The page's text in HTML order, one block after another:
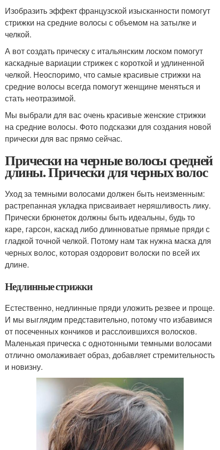
Изобразить эффект французской изысканности помогут
стрижки на средние волосы с объемом на затылке и
челкой.
А вот создать прическу с итальянским лоском помогут
каскадные вариации стрижек с короткой и удлиненной
челкой. Неоспоримо, что самые красивые стрижки на
средние волосы всегда помогут женщине меняться и
стать неотразимой.
Мы выбрали для вас очень красивые женские стрижки
на средние волосы. Фото подсказки для создания новой
прически для вас прямо сейчас.
Прически на черные волосы средней
длины. Прически для черных волос
Уход за темными волосами должен быть неизменным:
растрепанная укладка присваивает неряшливость лику.
Прически брюнеток должны быть идеальны, будь то
каре, гарсон, каскад либо длинноватые прямые пряди с
гладкой точной челкой. Потому нам так нужна маска для
черных волос, которая оздоровит волоски по всей их
длине.
Недлинные стрижки
Естественно, недлинные пряди уложить резвее и проще.
И мы выглядим представительно, потому что избавимся
от посеченных кончиков и расслоившихся волосков.
Маленькая прическа с однотонными темными волосами
отлично омолаживает образ, добавляет стремительность
и новизну.